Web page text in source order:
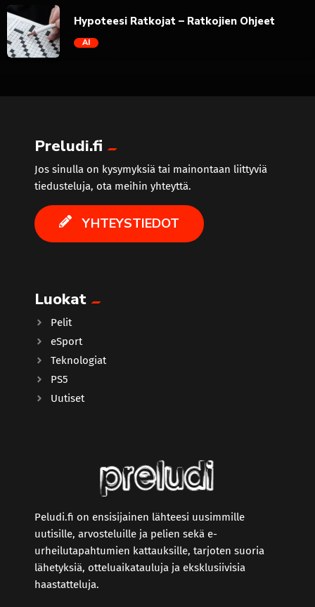
Hypoteesi Ratkojat – Ratkojien Ohjeet
AI
Preludi.fi
Jos sinulla on kysymyksiä tai mainontaan liittyviä
tiedusteluja, ota meihin yhteyttä.
YHTEYSTIEDOT
Luokat
Pelit
eSport
Teknologiat
PS5
Uutiset
Peludi.fi on ensisijainen lähteesi uusimmille
uutisille, arvosteluille ja pelien sekä e-
urheilutapahtumien kattauksille, tarjoten suoria
lähetyksiä, otteluaikatauluja ja eksklusiivisia
haastatteluja.